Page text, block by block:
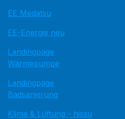
EE Medatsu
EE-Energie neu
Landingpage
Wärmepumpe
Landingpage
Badsanierung
Klima & Lüftung - hissu